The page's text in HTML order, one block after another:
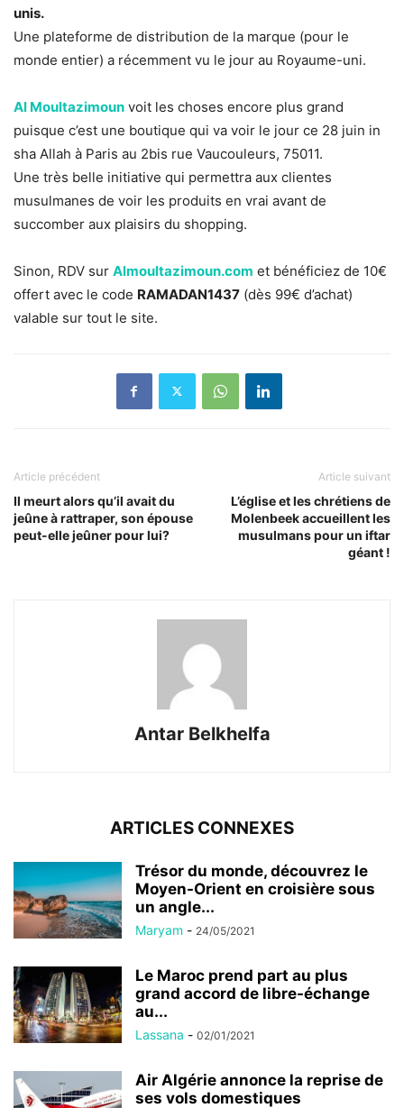
unis.
Une plateforme de distribution de la marque (pour le
monde entier) a récemment vu le jour au Royaume-uni.
Al Moultazimoun voit les choses encore plus grand
puisque c’est une boutique qui va voir le jour ce 28 juin in
sha Allah à Paris au 2bis rue Vaucouleurs, 75011.
Une très belle initiative qui permettra aux clientes
musulmanes de voir les produits en vrai avant de
succomber aux plaisirs du shopping.
Sinon, RDV sur Almoultazimoun.com et bénéficiez de 10€
offert avec le code RAMADAN1437 (dès 99€ d’achat)
valable sur tout le site.
Article précédent
Il meurt alors qu’il avait du
jeûne à rattraper, son épouse
peut-elle jeûner pour lui?
Article suivant
L’église et les chrétiens de
Molenbeek accueillent les
musulmans pour un iftar
géant !
Antar Belkhelfa
ARTICLES CONNEXES
Trésor du monde, découvrez le
Moyen-Orient en croisière sous
un angle...
Maryam - 24/05/2021
Le Maroc prend part au plus
grand accord de libre-échange
au...
Lassana - 02/01/2021
Air Algérie annonce la reprise de
ses vols domestiques